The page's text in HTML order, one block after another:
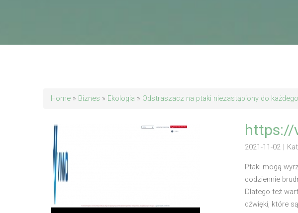
Home » Biznes » Ekologia » Odstraszacz na ptaki niezastąpiony do
https://
2021-11-02
Ptaki mogą
codziennie
Dlatego też
dźwięki, które